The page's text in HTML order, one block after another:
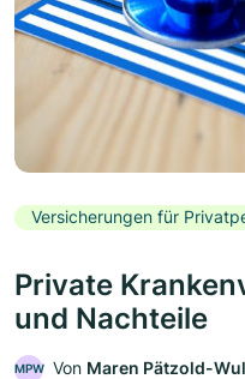
Versicherungen für
Private
und Nachteile
MPW Von Maren Pätzold-